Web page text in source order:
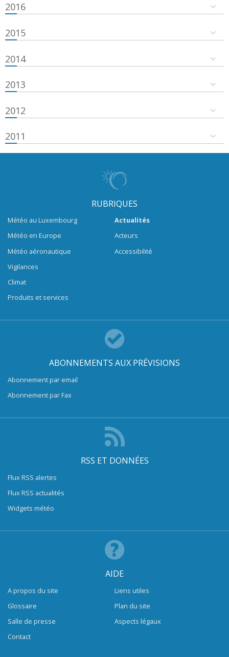
2016
2015
2014
2013
2012
2011
RUBRIQUES
Météo au Luxembourg
Météo en Europe
Météo aéronautique
Vigilances
Climat
Produits et services
Actualités
Acteurs
Accessibilité
ABONNEMENTS AUX PRÉVISIONS
Abonnement par email
Abonnement par Fax
RSS ET DONNÉES
Flux RSS alertes
Flux RSS actualités
Widgets météo
AIDE
A propos du site
Glossaire
Salle de presse
Contact
Liens utiles
Plan du site
Aspects légaux